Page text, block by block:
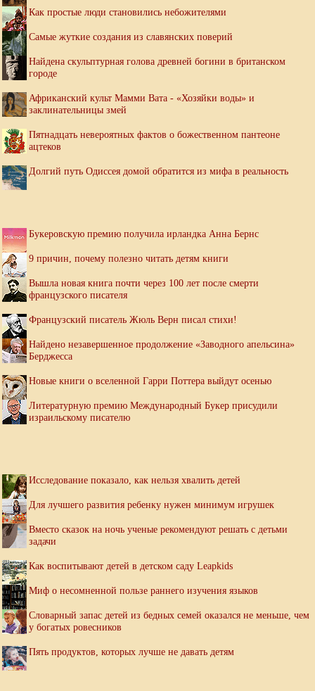
Как простые люди становились небожителями
Самые жуткие создания из славянских поверий
Найдена скульптурная голова древней богини в британском
городе
Африканский культ Мамми Вата - «Хозяйки воды» и
заклинательницы змей
Пятнадцать невероятных фактов о божественном пантеоне
ацтеков
Долгий путь Одиссея домой обратится из мифа в реальность
Букеровскую премию получила ирландка Анна Бернс
9 причин, почему полезно читать детям книги
Вышла новая книга почти через 100 лет после смерти
французского писателя
Французский писатель Жюль Верн писал стихи!
Найдено незавершенное продолжение «Заводного апельсина»
Берджесса
Новые книги о вселенной Гарри Поттера выйдут осенью
Литературную премию Международный Букер присудили
израильскому писателю
Исследование показало, как нельзя хвалить детей
Для лучшего развития ребенку нужен минимум игрушек
Вместо сказок на ночь ученые рекомендуют решать с детьми
задачи
Как воспитывают детей в детском саду Leapkids
Миф о несомненной пользе раннего изучения языков
Словарный запас детей из бедных семей оказался не меньше, чем
у богатых ровесников
Пять продуктов, которых лучше не давать детям